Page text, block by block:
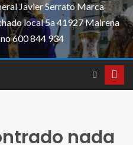
Javier Serrato Marca
local 5a 41927 Mairena
600 844 934
nada